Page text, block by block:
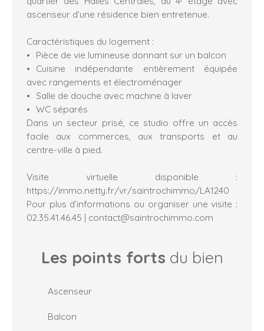
ascenseur d’une résidence bien entretenue.
Caractéristiques du logement :
Pièce de vie lumineuse donnant sur un balcon
Cuisine indépendante entièrement équipée
avec rangements et électroménager
Salle de douche avec machine à laver
WC séparés
Dans un secteur prisé, ce studio offre un accès
facile aux commerces, aux transports et au
centre-ville à pied.
Visite virtuelle disponible :
https://immo.netty.fr/vr/saintrochimmo/LA1240
Pour plus d’informations ou organiser une visite :
02.35.41.46.45 | contact@saintrochimmo.com
Les points forts du bien
Ascenseur
Balcon